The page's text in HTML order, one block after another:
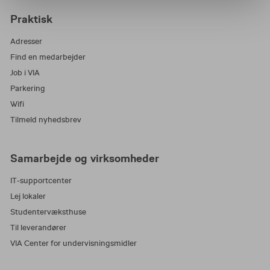
Praktisk
Adresser
Find en medarbejder
Job i VIA
Parkering
Wifi
Tilmeld nyhedsbrev
Samarbejde og virksomheder
IT-supportcenter
Lej lokaler
Studentervæksthuse
Til leverandører
VIA Center for undervisningsmidler